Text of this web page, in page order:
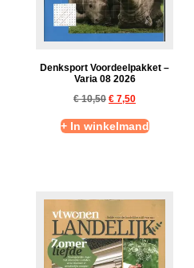
Denksport Voordeelpakket –
Varia 08 2026
€10,50 € 7,50
+ In winkelmand